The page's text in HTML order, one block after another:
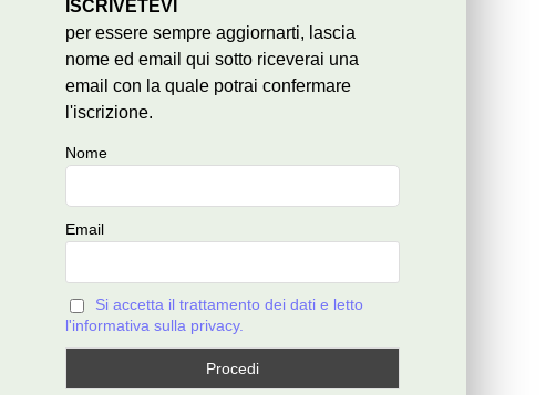
ISCRIVETEVI
per essere sempre aggiornarti, lascia
nome ed email qui sotto riceverai una
email con la quale potrai confermare
l'iscrizione.
Nome
Email
Si accetta il trattamento dei dati e letto
l'informativa sulla privacy.